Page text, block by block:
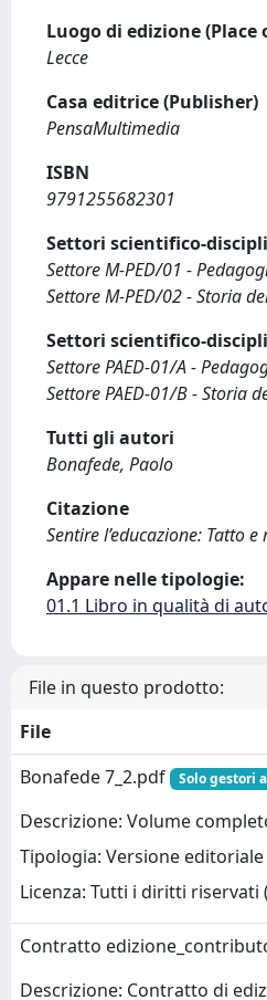
Luogo di edizione
Lecce
Casa editrice (Publisher)
PensaMultimedia
ISBN
9791255682301
Settori scientifico-
Settore M-PED/01 -
Settore M-PED/02 - Storia
Settori scientifico-
Settore PAED-01/A -
Settore PAED-01/B - Storia
Tutti gli autori
Bonafede, Paolo
Citazione
Sentire l’educazione: Tatto
Appare nelle tipologie:
01.1 Libro in qualità di
File in questo prodotto:
File
Bonafede 7_2.pdf
Solo gestori
Descrizione: Volume
Tipologia: Versione
Licenza: Tutti i diritti riservati
Contratto
Descrizione: Contratto di